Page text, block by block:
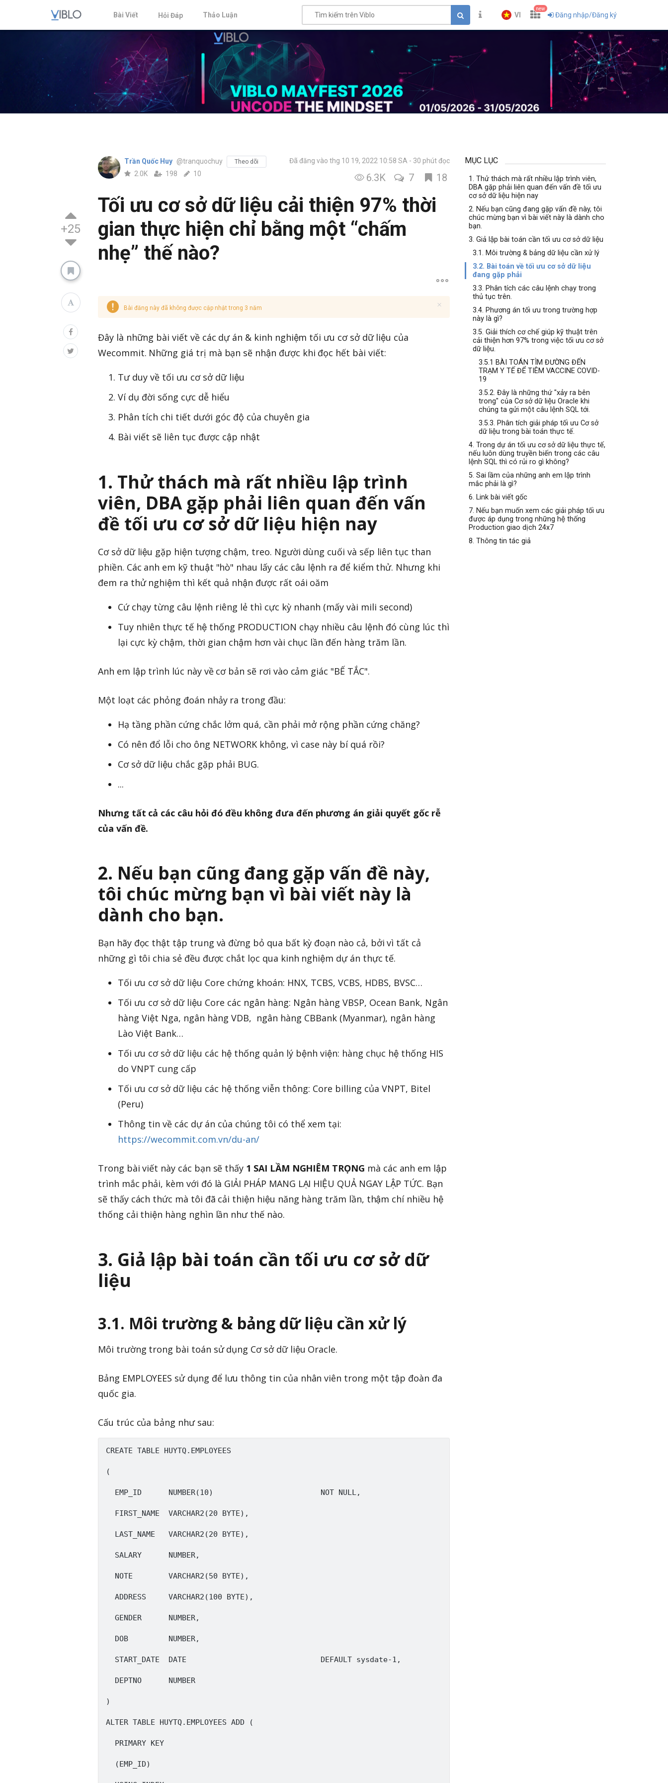
Bài Viết Hỏi Đáp Thảo Luận VI
new
Đăng nhập/Đăng ký
+25
Trần Quốc Huy @tranquochuy Theo dõi
2.0K 198 10
Đã đăng vào thg 10 19, 2022 10:58 SA 30 phút đọc
6.3K 7 18
Tối ưu cơ sở dữ liệu cải thiện 97% thời
gian thực hiện chỉ bằng một “chấm
nhẹ” thế nào?
Bài đăng này đã không được cập nhật trong 3 năm
Đây là những bài viết về các dự án & kinh nghiệm tối ưu cơ sở dữ liệu của
Wecommit. Những giá trị mà bạn sẽ nhận được khi đọc hết bài viết:
Tư duy về tối ưu cơ sở dữ liệu
Ví dụ đời sống cực dễ hiểu
Phân tích chi tiết dưới góc độ của chuyên gia
Bài viết sẽ liên tục được cập nhật
1. Thử thách mà rất nhiều lập trình
viên, DBA gặp phải liên quan đến vấn
đề tối ưu cơ sở dữ liệu hiện nay
Cơ sở dữ liệu gặp hiện tượng chậm, treo. Người dùng cuối và sếp liên tục than
phiền. Các anh em kỹ thuật "hò" nhau lấy các câu lệnh ra để kiểm thử. Nhưng khi
đem ra thử nghiệm thì kết quả nhận được rất oái oăm
Cứ chạy từng câu lệnh riêng lẻ thì cực kỳ nhanh (mấy vài mili second)
Tuy nhiên thực tế hệ thống PRODUCTION chạy nhiều câu lệnh đó cùng lúc thì
lại cực kỳ chậm, thời gian chậm hơn vài chục lần đến hàng trăm lần.
Anh em lập trình lúc này về cơ bản sẽ rơi vào cảm giác "BẾ TẮC".
Một loạt các phỏng đoán nhảy ra trong đầu:
Hạ tầng phần cứng chắc lởm quá, cần phải mở rộng phần cứng chăng?
Có nên đổ lỗi cho ông NETWORK không, vì case này bí quá rồi?
Cơ sở dữ liệu chắc gặp phải BUG.
...
Nhưng tất cả các câu hỏi đó đều không đưa đến phương án giải quyết gốc rễ
của vấn đề.
2. Nếu bạn cũng đang gặp vấn đề này,
tôi chúc mừng bạn vì bài viết này là
dành cho bạn.
Bạn hãy đọc thật tập trung và đừng bỏ qua bất kỳ đoạn nào cả, bởi vì tất cả
những gì tôi chia sẻ đều được chắt lọc qua kinh nghiệm dự án thực tế.
Tối ưu cơ sở dữ liệu Core chứng khoán: HNX, TCBS, VCBS, HDBS, BVSC…
Tối ưu cơ sở dữ liệu Core các ngân hàng: Ngân hàng VBSP, Ocean Bank, Ngân
hàng Việt Nga, ngân hàng VDB, ngân hàng CBBank (Myanmar), ngân hàng
Lào Việt Bank…
Tối ưu cơ sở dữ liệu các hệ thống quản lý bệnh viện: hàng chục hệ thống HIS
do VNPT cung cấp
Tối ưu cơ sở dữ liệu các hệ thống viễn thông: Core billing của VNPT, Bitel
(Peru)
Thông tin về các dự án của chúng tôi có thể xem tại:
https://wecommit.com.vn/du-an/
Trong bài viết này các bạn sẽ thấy 1 SAI LẦM NGHIÊM TRỌNG mà các anh em lập
trình mắc phải, kèm với đó là GIẢI PHÁP MANG LẠI HIỆU QUẢ NGAY LẬP TỨC. Bạn
sẽ thấy cách thức mà tôi đã cải thiện hiệu năng hàng trăm lần, thậm chí nhiều hệ
thống cải thiện hàng nghìn lần như thế nào.
3. Giả lập bài toán cần tối ưu cơ sở dữ
liệu
3.1. Môi trường & bảng dữ liệu cần xử lý
Môi trường trong bài toán sử dụng Cơ sở dữ liệu Oracle.
Bảng EMPLOYEES sử dụng để lưu thông tin của nhân viên trong một tập đoàn đa
quốc gia.
Cấu trúc của bảng như sau:
CREATE TABLE HUYTQ.EMPLOYEES
(
EMP_ID      NUMBER(10)                        NOT NULL,
FIRST_NAME  VARCHAR2(20 BYTE),
LAST_NAME   VARCHAR2(20 BYTE),
SALARY      NUMBER,
NOTE        VARCHAR2(50 BYTE),
ADDRESS     VARCHAR2(100 BYTE),
GENDER      NUMBER,
DOB         NUMBER,
START_DATE  DATE                              DEFAULT sysdate-1,
DEPTNO      NUMBER
)
ALTER TABLE HUYTQ.EMPLOYEES ADD (
PRIMARY KEY
(EMP_ID)
MỤC LỤC
1. Thử thách mà rất nhiều lập trình viên,
DBA gặp phải liên quan đến vấn đề tối ưu
cơ sở dữ liệu hiện nay
2. Nếu bạn cũng đang gặp vấn đề này, tôi
chúc mừng bạn vì bài viết này là dành cho
bạn.
3. Giả lập bài toán cần tối ưu cơ sở dữ liệu
3.1. Môi trường & bảng dữ liệu cần xử lý
3.2. Bài toán về tối ưu cơ sở dữ liệu
đang gặp phải
3.3. Phân tích các câu lệnh chạy trong
thủ tục trên.
3.4. Phương án tối ưu trong trường hợp
này là gì?
3.5. Giải thích cơ chế giúp kỹ thuật trên
cải thiện hơn 97% trong việc tối ưu cơ sở
dữ liệu.
3.5.1 BÀI TOÁN TÌM ĐƯỜNG ĐẾN
TRẠM Y TẾ ĐỂ TIÊM VACCINE COVID-
19
3.5.2. Đây là những thứ "xảy ra bên
trong" của Cơ sở dữ liệu Oracle khi
chúng ta gửi một câu lệnh SQL tới.
3.5.3. Phân tích giải pháp tối ưu Cơ sở
dữ liệu trong bài toán thực tế.
4. Trong dự án tối ưu cơ sở dữ liệu thực tế,
nếu luôn dùng truyền biến trong các câu
lệnh SQL thì có rủi ro gì không?
5. Sai lầm của những anh em lập trình
mắc phải là gì?
6. Link bài viết gốc
7. Nếu bạn muốn xem các giải pháp tối ưu
được áp dụng trong những hệ thống
Production giao dịch 24x7
8. Thông tin tác giả